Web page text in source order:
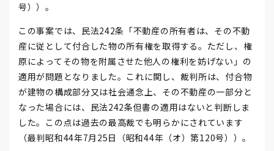
号））。
この事案では、民法242条「不動産の所有者は、その不動
産に従として付合した物の所有権を取得する。ただし、権
原によってその物を附属させた他人の権利を妨げない」の
適用が問題となりました。これに関し、裁判所は、付合物
が建物の構成部分又は社会通念上、その不動産の一部分と
なった場合には、民法242条但書の適用はないと判断しま
した。この点は過去の最高裁でも明らかにされています
（最判昭和44年7月25日（昭和44年（オ）第120号））。